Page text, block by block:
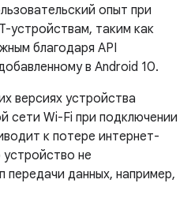
опыт при
устройствам, таким как
благодаря API
в Android 10.
версиях устройства
сети Wi-Fi при подключении
к потере интернет-
не
передачи данных, например,